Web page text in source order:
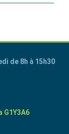
de 8h à 15h30
G1Y3A6